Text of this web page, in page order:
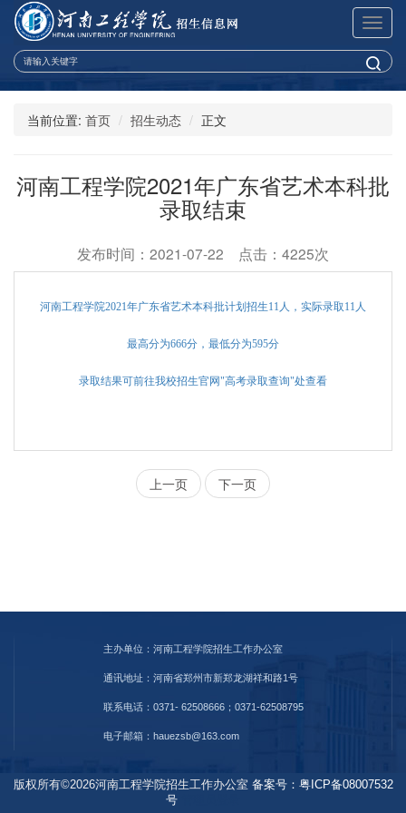
展
开
导
当前位置: 首页 招生动态 正文
河南工程学院2021年广东省艺术本科批
录取结束
发布时间：2021-07-22 点击：4225次
河南工程学院2021年广东省艺术本科批计划招生11人，实际录取11人
最高分为666分，最低分为595分
录取结果可前往我校招生官网"高考录取查询"处查看
上一页 下一页
主办单位：河南工程学院招生工作办公室
通讯地址：河南省郑州市新郑龙湖祥和路1号
联系电话：0371- 62508666；0371-62508795
电子邮箱：hauezsb@163.com
版权所有©2026河南工程学院招生工作办公室 备案号：粤ICP备08007532
号